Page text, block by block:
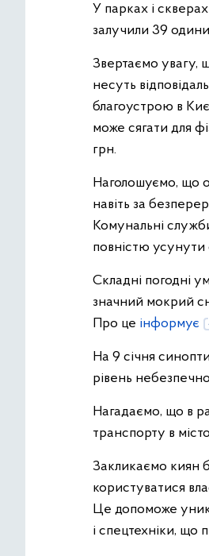
У парках і
залучили 39
Звертаємо увагу,
несуть
благоустрою в
може сягати для
грн.
Наголошуємо, що
навіть за
Комунальні
повністю
Складні погодні
значний мокрий
Про це інформує
На 9 січня
рівень
Нагадаємо, що в
транспорту в
Закликаємо киян
користуватися
Це допоможе
і спецтехніки,